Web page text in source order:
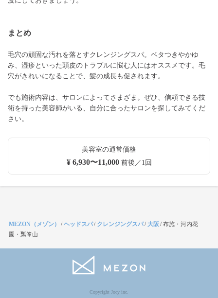
まとめ
毛穴の頑固な汚れを落とすクレンジングスパ。ベタつきやかゆ
み、湿疹といった頭皮のトラブルに悩む人にはオススメです。毛
穴がきれいになることで、髪の成長も促されます。
でも施術内容は、サロンによってさまざま。ぜひ、信頼できる技
術を持った美容師がいる、自分に合ったサロンを探してみてくだ
さい。
美容室の通常価格
¥ 6,930〜11,000前後／1回
MEZON（メゾン） /ヘッドスパ/ クレンジングスパ/大阪 /布施・河内花
園・瓢箪山
Copyright Jocy inc.